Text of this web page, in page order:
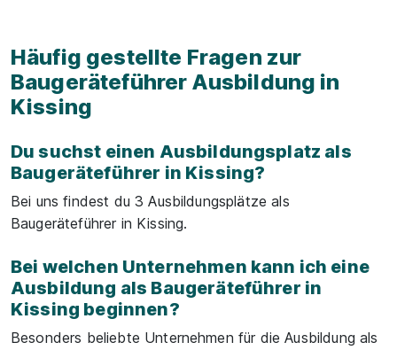
Häufig gestellte Fragen zur
Baugeräteführer Ausbildung in
Kissing
Du suchst einen Ausbildungsplatz als
Baugeräteführer in Kissing?
Bei uns findest du 3 Ausbildungsplätze als
Baugeräteführer in Kissing.
Bei welchen Unternehmen kann ich eine
Ausbildung als Baugeräteführer in
Kissing beginnen?
Besonders beliebte Unternehmen für die Ausbildung als